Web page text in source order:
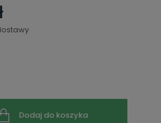
Dodaj do koszyka